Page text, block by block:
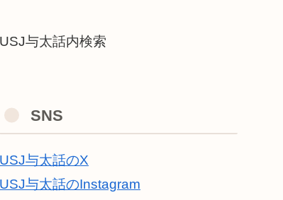
USJ与太話内検索
SNS
USJ与太話のX
USJ与太話のInstagram